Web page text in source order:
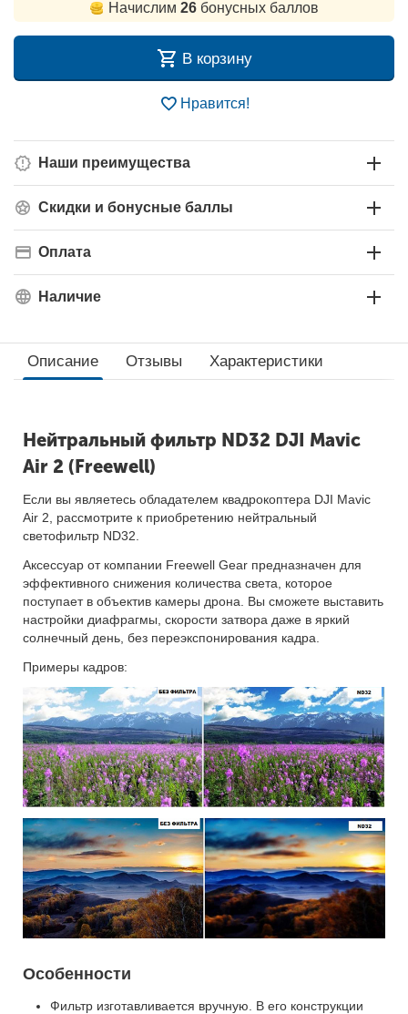
Начислим 26бонусных баллов
В корзину
Нравится!
Наши преимущества
Скидки и бонусные баллы
Оплата
Наличие
Описание Отзывы Характеристики
Нейтральный фильтр ND32 DJI Mavic
Air 2 (Freewell)
Если вы являетесь обладателем квадрокоптера DJI Mavic
Air 2, рассмотрите к приобретению нейтральный
светофильтр ND32.
Аксессуар от компании Freewell Gear предназначен для
эффективного снижения количества света, которое
поступает в объектив камеры дрона. Вы сможете выставить
настройки диафрагмы, скорости затвора даже в яркий
солнечный день, без переэкспонирования кадра.
Примеры кадров:
Особенности
Фильтр изготавливается вручную. В его конструкции